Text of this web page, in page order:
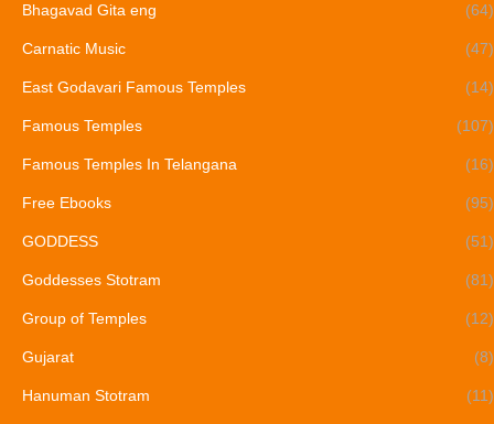
Bhagavad Gita eng (64)
Carnatic Music (47)
East Godavari Famous Temples (14)
Famous Temples (107)
Famous Temples In Telangana (16)
Free Ebooks (95)
GODDESS (51)
Goddesses Stotram (81)
Group of Temples (12)
Gujarat (8)
Hanuman Stotram (11)